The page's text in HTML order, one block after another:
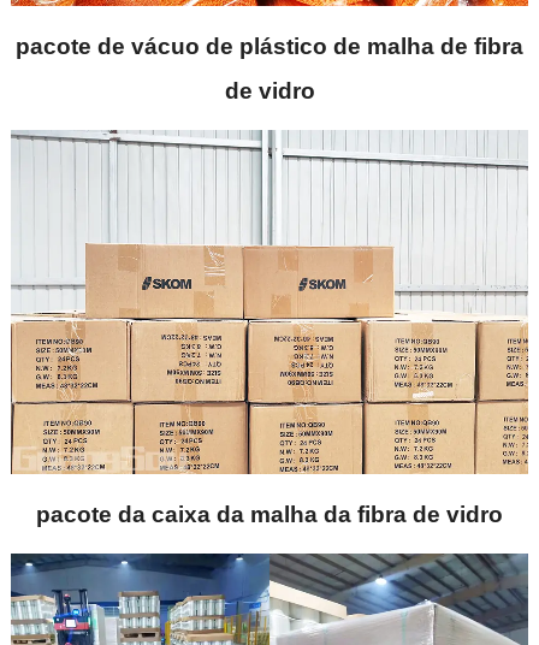
pacote de vácuo de plástico de malha de fibra
de vidro
pacote da caixa da malha da fibra de vidro